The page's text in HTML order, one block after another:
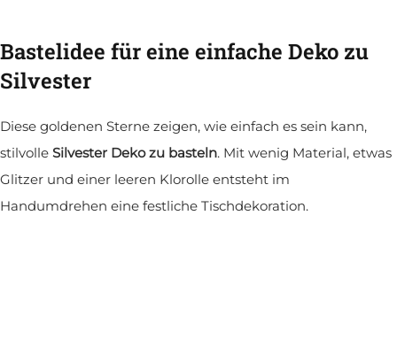
Bastelidee für eine einfache Deko zu
Silvester
Diese goldenen Sterne zeigen, wie einfach es sein kann,
stilvolle Silvester Deko zu basteln. Mit wenig Material, etwas
Glitzer und einer leeren Klorolle entsteht im
Handumdrehen eine festliche Tischdekoration.